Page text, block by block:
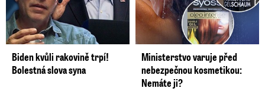
Biden kvůli rakovině trpí!
Bolestná slova syna
Ministerstvo varuje před
nebezpečnou kosmetikou:
Nemáte ji?